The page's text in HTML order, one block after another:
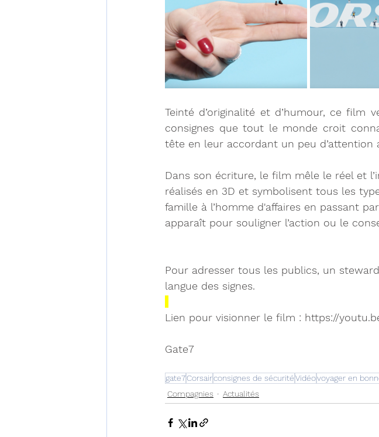
Teinté d’originalité et d’humour, ce film
consignes que tout le monde croit
tête en leur accordant un peu d’attention
Dans son écriture, le film mêle le réel et
réalisés en 3D et symbolisent tous les
famille à l’homme d'affaires en passant
apparaît pour souligner l’action ou le
Pour adresser tous les publics, un
langue des signes.
Lien pour visionner le film : https://
Gate7
gate7Corsairconsignes de sécuritéVidéovoyager en
Compagnies
Actualités